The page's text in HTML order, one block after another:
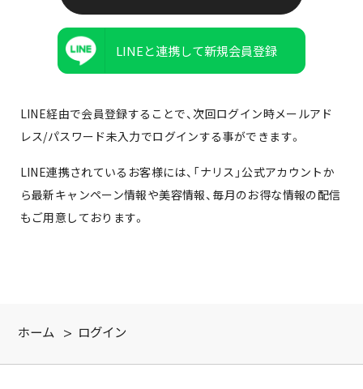
LINEと連携して新規会員登録
LINE経由で会員登録することで、次回ログイン時メールアド
レス/パスワード未入力でログインする事ができます。
LINE連携されているお客様には、「ナリス」公式アカウントか
ら最新キャンペーン情報や美容情報、毎月のお得な情報の配信
もご用意しております。
ホーム > ログイン